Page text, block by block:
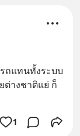
รถแทนทั้งระบบ
ต่างชาติแย่ ก็
1